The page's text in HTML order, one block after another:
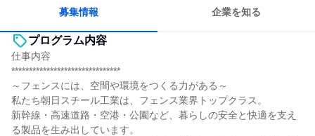
募集情報 企業を知る
プログラム内容
仕事内容
*******************************
～フェンスには、空間や環境をつくる力がある～
私たち朝日スチール工業は、フェンス業界トップクラス。
新幹線・高速道路・空港・公園など、暮らしの安全と快適を支え
る製品を生み出しています。